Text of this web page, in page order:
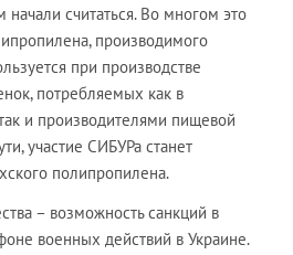
считаться. Во многом это
производимого
при производстве
потребляемых как в
и производителями пищевой
участие СИБУРа станет
полипропилена.
– возможность санкций в
военных действий в Украине.